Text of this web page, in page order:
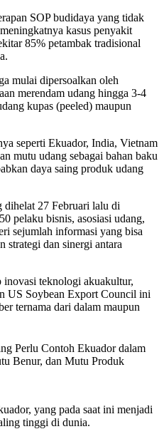
SOP budidaya yang tidak
kasus penyakit
85% petambak tradisional
mulai dipersoalkan oleh
merendam udang hingga 3-4
kupas (peeled) maupun
seperti Ekuador, India, Vietnam
mutu udang sebagai bahan baku
daya saing produk udang
27 Februari lalu di
pelaku bisnis, asosiasi udang,
sejumlah informasi yang bisa
strategi dan sinergi antara
inovasi teknologi akuakultur,
US Soybean Export Council ini
ternama dari dalam maupun
yang pada saat ini menjadi
tinggi di dunia.